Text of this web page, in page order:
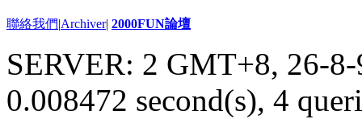
聯絡我們|Archiver| 2000FUN論壇
SERVER: 2 GMT+8, 26-
0.008472 second(s), 4